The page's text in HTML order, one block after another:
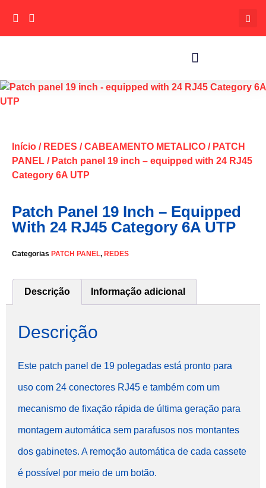
Início / REDES /CABEAMENTO METALICO / PATCH
PANEL / Patch panel 19 inch – equipped with 24 RJ45
Category 6A UTP
Patch Panel 19 Inch – Equipped
With 24 RJ45 Category 6A UTP
Categorias PATCH PANEL, REDES
Descrição Informação adicional
Descrição
Este patch panel de 19 polegadas está pronto para
uso com 24 conectores RJ45 e também com um
mecanismo de fixação rápida de última geração para
montagem automática sem parafusos nos montantes
dos gabinetes. A remoção automática de cada cassete
é possível por meio de um botão.